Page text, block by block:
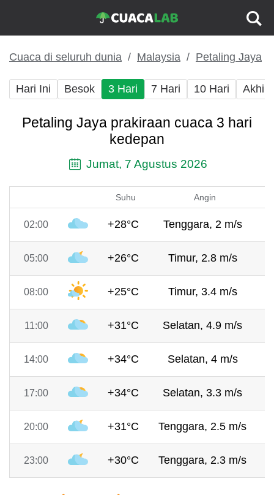
Cuaca di seluruh dunia Malaysia Petaling Jaya
Hari Ini Besok 3 Hari 7 Hari 10 Hari Akhir
Petaling Jaya prakiraan cuaca 3 hari
kedepan
Jumat, 7 Agustus 2026
Suhu Angin
02:00 +28°C Tenggara, 2 m/s
05:00 +26°C Timur, 2.8 m/s
08:00 +25°C Timur, 3.4 m/s
11:00 +31°C Selatan, 4.9 m/s
14:00 +34°C Selatan, 4 m/s
17:00 +34°C Selatan, 3.3 m/s
20:00 +31°C Tenggara, 2.5 m/s
23:00 +30°C Tenggara, 2.3 m/s